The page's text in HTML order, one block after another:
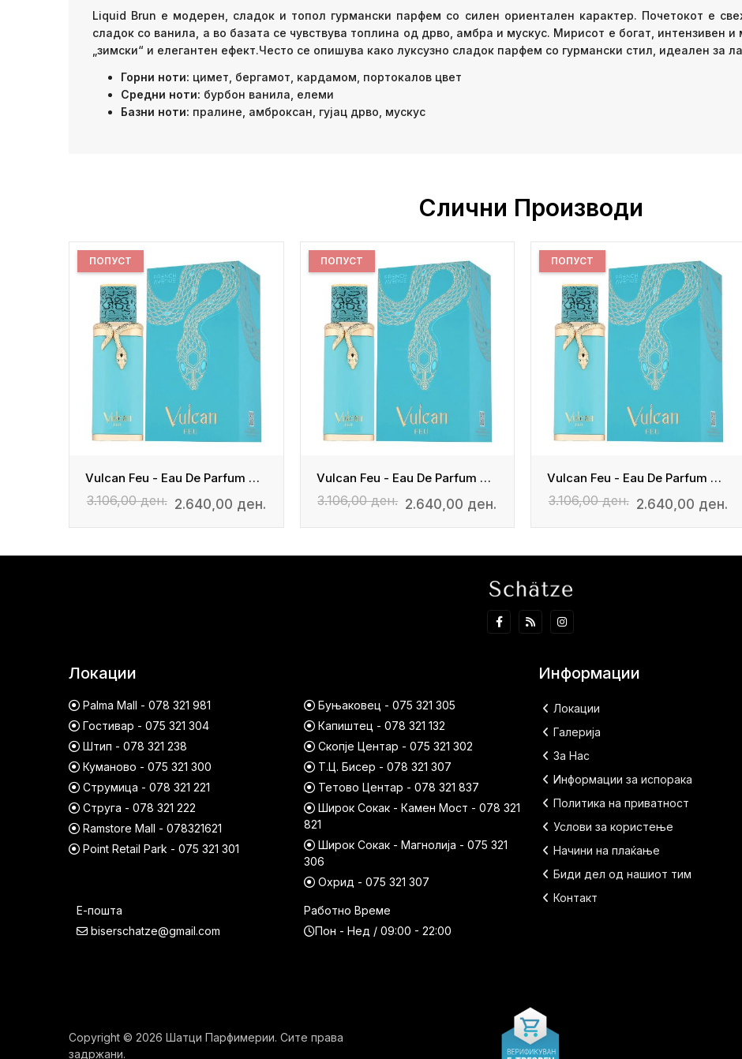
Liquid Brun е модерен, сладок и топол гурмански парфем со силен ориентален карактер. Почетокот е
сладок со ванила, а во базата се чувствува топлина од дрво, амбра и мускус. Мирисот е богат, интензивен и
„зимски“ и елегантен ефект.Често се опишува како луксузно сладок парфем со гурмански стил, идеален за
Горни ноти: цимет, бергамот, кардамом, портокалов цвет
Средни ноти: бурбон ванила, елеми
Базни ноти: пралине, амброксан, гујац дрво, мускус
Слични Производи
Vulcan Feu - Eau De Parfum Unisex
ПОПУСТ
3.106,00 ден. 2.640,00 ден.
Vulcan Feu - Eau De Parfum Unisex
ПОПУСТ
3.106,00 ден. 2.640,00 ден.
Vulcan Feu - Eau De Parfum Unisex
ПОПУСТ
3.106,00 ден. 2.640,00 ден.
Локации
Palma Mall - 078 321 981
Гостивар - 075 321 304
Штип - 078 321 238
Куманово - 075 321 300
Струмица - 078 321 221
Струга - 078 321 222
Ramstore Mall - 078321621
Point Retail Park - 075 321 301
Буњаковец - 075 321 305
Капиштец - 078 321 132
Скопје Центар - 075 321 302
Т.Ц. Бисер - 078 321 307
Тетово Центар - 078 321 837
Широк Сокак - Камен Мост - 078 321
821
Широк Сокак - Магнолија - 075 321
306
Охрид - 075 321 307
Е-пошта
biserschatze@gmail.com
Работно Време
Пон - Нед / 09:00 - 22:00
Информации
Локации
Галерија
За Нас
Информации за испорака
Политика на приватност
Услови за користење
Начини на плаќање
Биди дел од нашиот тим
Контакт
Copyright © 2026 Шатци Парфимерии. Сите права
задржани.